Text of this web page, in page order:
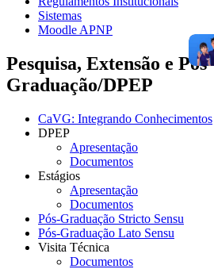
Sistemas
Moodle APNP
Pesquisa, Extensão e Pós-
Graduação/DPEP
CaVG: Integrando Conhecimentos
DPEP
Apresentação
Documentos
Estágios
Apresentação
Documentos
Pós-Graduação Stricto Sensu
Pós-Graduação Lato Sensu
Visita Técnica
Documentos